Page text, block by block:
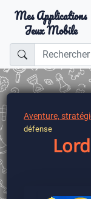
Mes Applications
Jeux Mobile
Aventure,
défense